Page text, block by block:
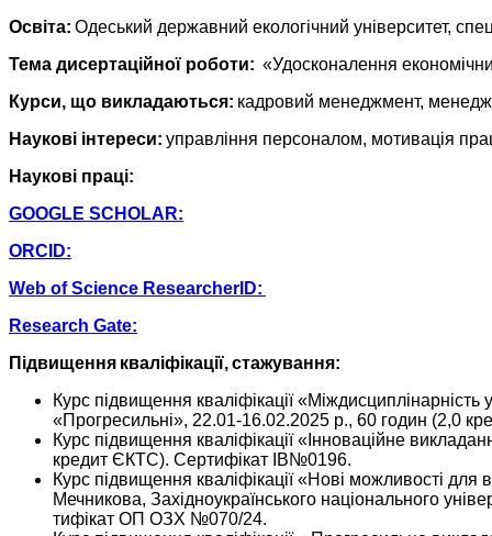
Освіта: Одеський державний екологічний університет,
Тема дисертаційної роботи: «Удосконалення
Курси, що викладаються: кадровий менеджмент,
Наукові інтереси: управління персоналом, мотивація
Наукові праці:
GOOGLE SCHOLAR:
ORCID:
Web of Science ResearcherID:
Research Gate:
Підвищення кваліфікації, стажування:
Курс підвищення кваліфікації
«Прогресильні», 22.01-16.02.2025 р., 60 годин
​​Курс підвищення кваліфікації «Інноваційне
кредит ЄКТС). Сертифікат ІВ№0196.​
Курс підвищення кваліфікації «Нові можливості для
Мечникова, Західноукраїнського національного
тифікат ОП ОЗХ №070/24.​